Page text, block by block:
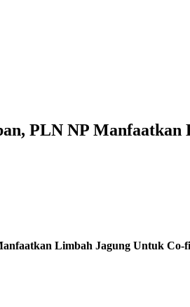
PLN NP
Limbah Jagung Untuk Co-